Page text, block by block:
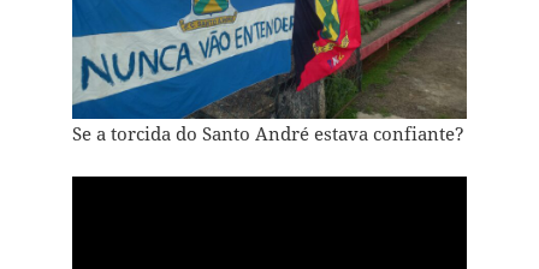
Se a torcida do Santo André estava confiante?